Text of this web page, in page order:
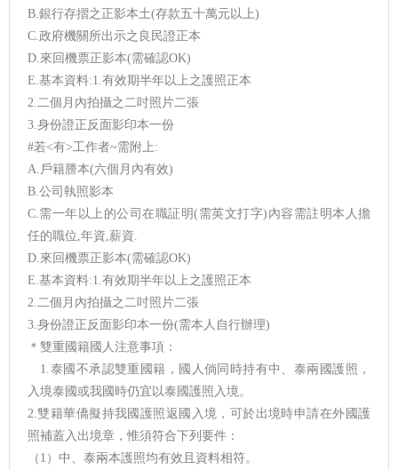
B.銀行存摺之正影本土(存款五十萬元以上)
C.政府機關所出示之良民證正本
D.來回機票正影本(需確認OK)
E.基本資料:1.有效期半年以上之護照正本
2.二個月內拍攝之二吋照片二張
3.身份證正反面影印本一份
#若<有>工作者~需附上:
A.戶籍謄本(六個月內有效)
B.公司執照影本
C.需一年以上的公司在職証明(需英文打字)內容需註明本人擔
任的職位,年資,薪資.
D.來回機票正影本(需確認OK)
E.基本資料:1.有效期半年以上之護照正本
2.二個月內拍攝之二吋照片二張
3.身份證正反面影印本一份(需本人自行辦理)
＊雙重國籍國人注意事項：
1.泰國不承認雙重國籍，國人倘同時持有中、泰兩國護照，
入境泰國或我國時仍宜以泰國護照入境。
2.雙籍華僑擬持我國護照返國入境，可於出境時申請在外國護
照補蓋入出境章，惟須符合下列要件：
（1）中、泰兩本護照均有效且資料相符。